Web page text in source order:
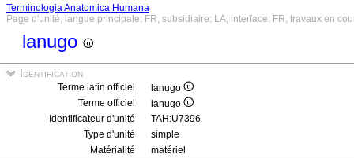
Terminologia Anatomica Humana
Page d'unité, langue principale: FR, subsidiaire: LA, interface: FR, travaux en
lanugo
Identification
Terme latin officiel
lanugo
Terme officiel
lanugo
Identificateur d'unité
TAH:U7396
Type d'unité
simple
Matérialité
matériel